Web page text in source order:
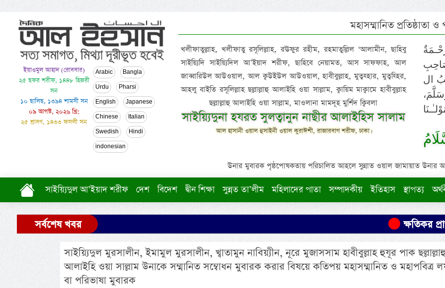
ইয়াওমুল আহাদ (রোববার)
২৫ ছফর শরীফ, ১৪৪৮ হিজরী
সন
১০ ছালিছ, ১৩৯৪ শামসী সন
০৯ আগস্ট, ২০২৬ খ্রি:
২৫ শ্রাবণ, ১৪৩৩ ফসলী সন
Arabic Bangla
Urdu Pharsi
English Japanese
Chinese Italian
Swedish Hindi
indonesian
মহাসম্মানিত প্রতিষ্ঠাতা
খলীফাতুল্লাহ, খলীফাতু রসূলিল্লাহ, রঊফুর রহীম, রহমাতুল্লিল ‘আলামীন, ছাহিবু
সাইয়্যিদি সাইয়্যিদিল আ’ইয়াদ শরীফ, ছাহিবে নেয়ামত, আস সাফফাহ, আল
জাব্বারিউল আউওয়াল, আল ক্বউইউল আউওয়াল, হাবীবুল্লাহ, মুত্বহ্হার, মুত্বহ্হির,
আহলু বাইতি রসূলিল্লাহ ছল্লাল্লাহু আলাইহি ওয়া সাল্লাম, ক্বায়িম মাক্বামে হাবীবুল্লাহ
ছল্লাল্লাহু আলাইহি ওয়া সাল্লাম, মাওলানা মামদূহ মুর্শিদ ক্বিবলা
সাইয়্যিদুনা হযরত সুলত্বানুন নাছীর আলাইহিস সালাম
আল হাসানী ওয়াল হুসাইনী ওয়াল কুরাঈশী, রাজারবাগ শরীফ, ঢাকা।
ال
উনার মুবারক পৃষ্ঠপোষকতায় পরিচালিত আহলে সুন্নাত ওয়াল জামায়াত উনার
সাইয়্যিদুল আ’ইয়াদ শরীফ দেশ বিদেশ দ্বীন শিক্ষা সুন্নত তা’লীম মহিলাদের পাতা সম্পাদকীয় ইতিহাস স্থাপত্য
সর্বশেষ খবর ক্ষতিকর
সাইয়্যিদুল মুরসালীন, ইমামুল মুরসালীন, খ্বাতামুন নাবিয়্যীন, নূরে মুজাসসাম হাবীবুল্লাহ হুযূর পাক
আলাইহি ওয়া সাল্লাম উনাকে সম্মানিত সম্বোধন মুবারক করার বিষয়ে কতিপয় মহাসম্মানিত ও মহাপবিত্র
বা পরিভাষা মুবারক